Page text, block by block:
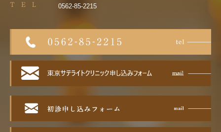
T E L 0562-85-2215